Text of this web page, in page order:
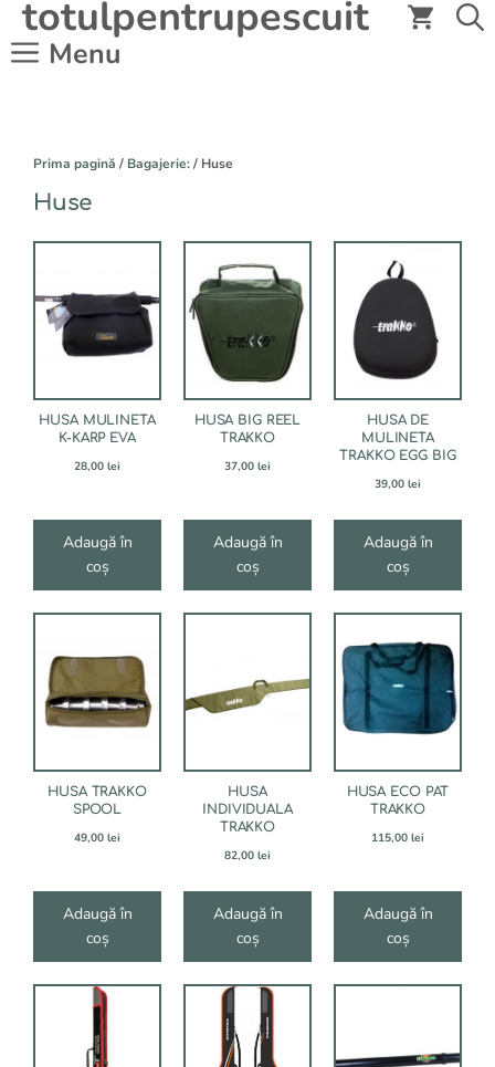
conținut
totulpentrupescuit
Menu
Prima pagină / Bagajerie:/ Huse
Huse
HUSA MULINETA
K-KARP EVA
28,00 lei
Adaugă în
coș
HUSA BIG REEL
TRAKKO
37,00 lei
Adaugă în
coș
HUSA DE
MULINETA
TRAKKO EGG BIG
39,00 lei
Adaugă în
coș
HUSA TRAKKO
SPOOL
49,00 lei
Adaugă în
coș
HUSA
INDIVIDUALA
TRAKKO
82,00 lei
Adaugă în
coș
HUSA ECO PAT
TRAKKO
115,00 lei
Adaugă în
coș